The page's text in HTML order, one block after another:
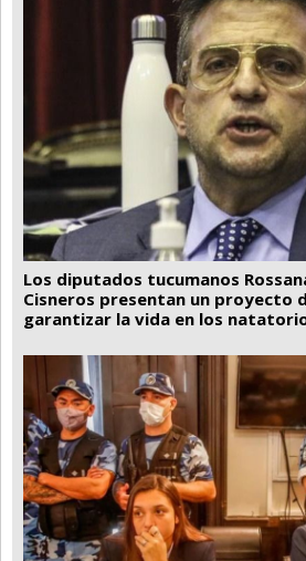
Los diputados tucumanos
Cisneros presentan un proyecto
garantizar la vida en los